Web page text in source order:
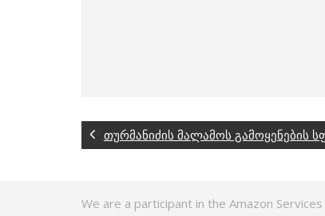
თურმანიძის მალამოს გამოყენების
We are a participant in the Amazon